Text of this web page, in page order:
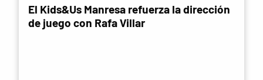
El Kids&Us Manresa refuerza la dirección
de juego con Rafa Villar